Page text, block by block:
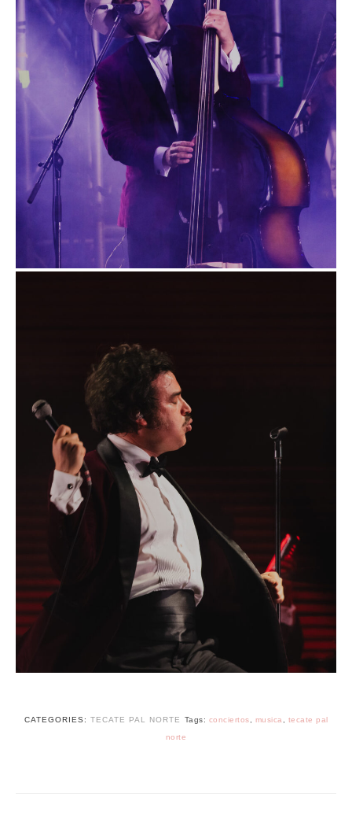
CATEGORIES: TECATE PAL NORTE Tags: conciertos musica
tecate pal
norte